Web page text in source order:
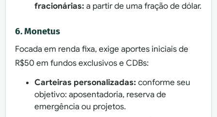
fracionárias: a partir de uma fração de dólar.
6. Monetus
Focada em renda fixa, exige aportes iniciais de
R$50 em fundos exclusivos e CDBs:
Carteiras personalizadas: conforme seu
objetivo: aposentadoria, reserva de
emergência ou projetos.